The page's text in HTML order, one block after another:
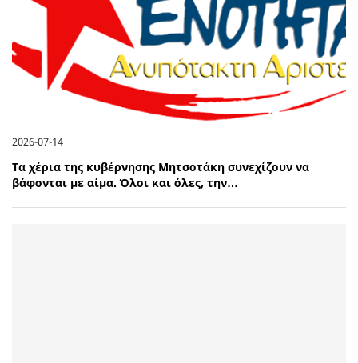
2026-07-14
Τα χέρια της κυβέρνησης Μητσοτάκη συνεχίζουν να
βάφονται με αίμα. Όλοι και όλες, την…